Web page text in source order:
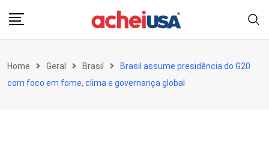
Home Geral Brasil
Brasil assume presidência do G20
com foco em fome, clima e governança global